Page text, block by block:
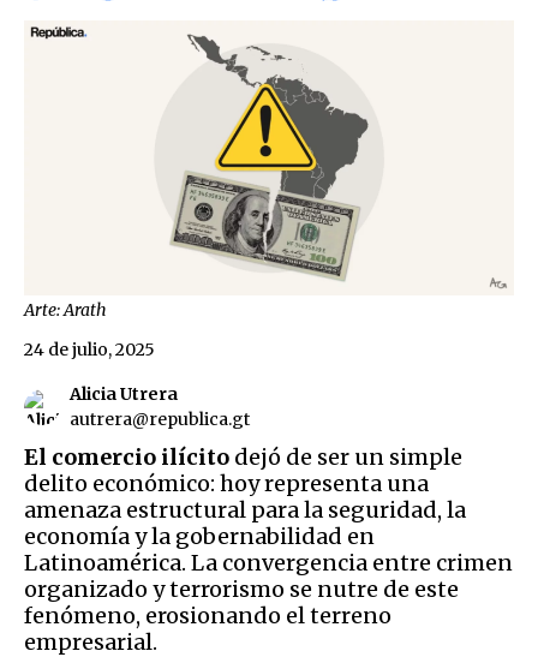
Arte: Arath
Alicia Utrera
autrera@republica.gt
24 de julio, 2025
El comercio ilícito dejó de ser un simple
delito económico: hoy representa una
amenaza estructural para la seguridad, la
economía y la gobernabilidad en
Latinoamérica. La convergencia entre crimen
organizado y terrorismo se nutre de este
fenómeno, erosionando el terreno
empresarial.